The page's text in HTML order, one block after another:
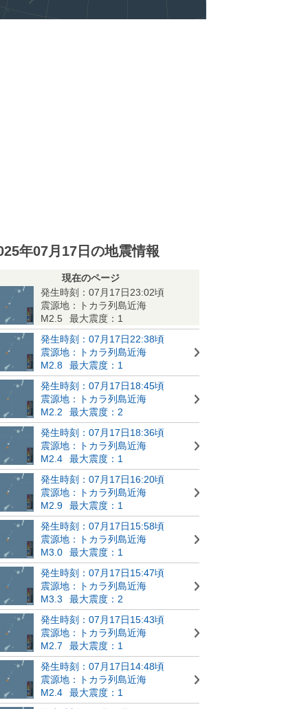
年07月17日の地震情報
現在のページ
発生時刻：07月17日23:02頃
震源地：トカラ列島近海
M2.5
最大震度：1
発生時刻：07月17日22:38頃
震源地：トカラ列島近海
M2.8
最大震度：1
発生時刻：07月17日18:45頃
震源地：トカラ列島近海
M2.2
最大震度：2
発生時刻：07月17日18:36頃
震源地：トカラ列島近海
M2.4
最大震度：1
発生時刻：07月17日16:20頃
震源地：トカラ列島近海
M2.9
最大震度：1
発生時刻：07月17日15:58頃
震源地：トカラ列島近海
M3.0
最大震度：1
発生時刻：07月17日15:47頃
震源地：トカラ列島近海
M3.3
最大震度：2
発生時刻：07月17日15:43頃
震源地：トカラ列島近海
M2.7
最大震度：1
発生時刻：07月17日14:48頃
震源地：トカラ列島近海
M2.4
最大震度：1